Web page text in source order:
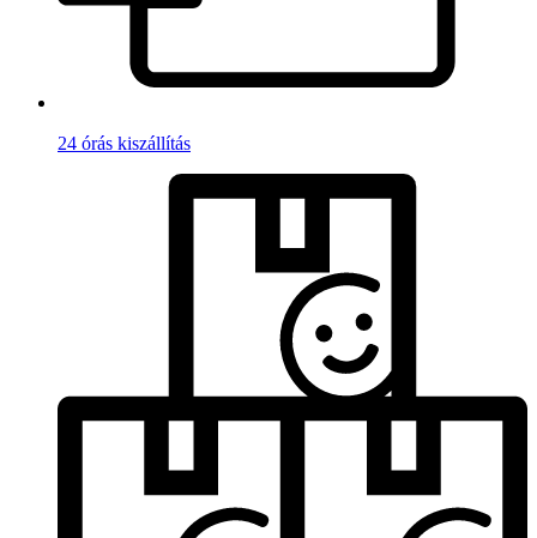
24 órás kiszállítás